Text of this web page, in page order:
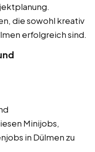
die sowohl kreativ
erfolgreich sind.
Minijobs,
in Dülmen zu